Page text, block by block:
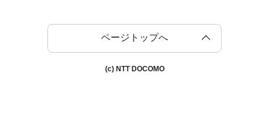
ページトップへ
(c) NTT DOCOMO